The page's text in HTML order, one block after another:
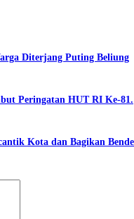
Diterjang Puting Beliung
Peringatan HUT RI Ke-81.
Kota dan Bagikan